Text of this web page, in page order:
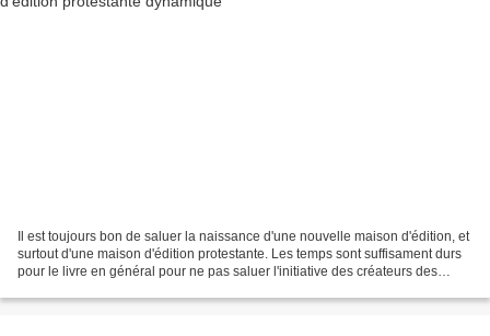
Il est toujours bon de saluer la naissance d'une nouvelle maison d'édition, et
surtout d'une maison d'édition protestante. Les temps sont suffisament durs
pour le livre en général pour ne pas saluer l'initiative des créateurs des